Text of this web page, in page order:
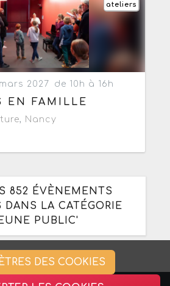
ateliers
2027 de 10h à 16h
EN FAMILLE
, Nancy
852 ÉVÈNEMENTS
DANS LA CATÉGORIE
PUBLIC'
DES COOKIES